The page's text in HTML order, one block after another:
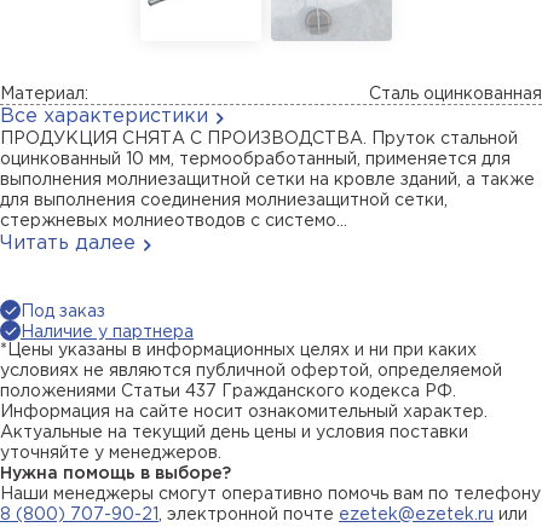
Материал: Сталь оцинкованная
Все характеристики
ПРОДУКЦИЯ СНЯТА С ПРОИЗВОДСТВА. Пруток стальной
оцинкованный 10 мм, термообработанный, применяется для
выполнения молниезащитной сетки на кровле зданий, а также
для выполнения соединения молниезащитной сетки,
стержневых молниеотводов с системо...
Читать далее
Под заказ
Наличие у партнера
*Цены указаны в информационных целях и ни при каких
условиях не являются публичной офертой, определяемой
положениями Статьи 437 Гражданского кодекса РФ.
Информация на сайте носит ознакомительный характер.
Актуальные на текущий день цены и условия поставки
уточняйте у менеджеров.
Нужна помощь в выборе?
Наши менеджеры смогут оперативно помочь вам по телефону
8 (800) 707-90-21
, электронной почте ezetek@ezetek.ru или